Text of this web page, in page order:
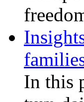
In this